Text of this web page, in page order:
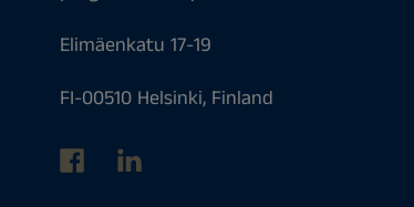
Elimäenkatu 17-19
FI-00510 Helsinki, Finland